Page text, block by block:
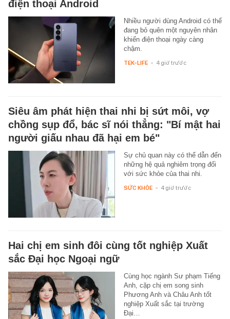
điện thoại Android
Nhiều người dùng Android có thể
đang bỏ quên một nguyên nhân
khiến điện thoại ngày càng
chậm.
TEK-LIFE - 4 giờ trước
Siêu âm phát hiện thai nhi bị sứt môi, vợ
chồng sụp đổ, bác sĩ nói thẳng: "Bí mật hai
người giấu nhau đã hại em bé"
Sự chủ quan này có thể dẫn đến
những hệ quả nghiêm trọng đối
với sức khỏe của thai nhi.
SỨC KHỎE - 4 giờ trước
Hai chị em sinh đôi cùng tốt nghiệp Xuất
sắc Đại học Ngoại ngữ
Cùng học ngành Sư phạm Tiếng
Anh, cặp chị em song sinh
Phương Anh và Châu Anh tốt
nghiệp Xuất sắc tại trường
Đại…